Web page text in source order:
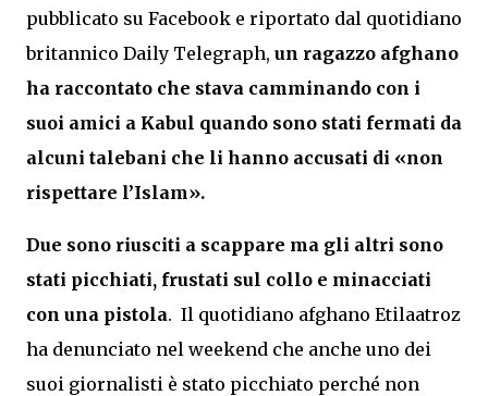
pubblicato su Facebook e riportato dal quotidiano
britannico Daily Telegraph, un ragazzo afghano
ha raccontato che stava camminando con i
suoi amici a Kabul quando sono stati fermati da
alcuni talebani che li hanno accusati di «non
rispettare l’Islam».
Due sono riusciti a scappare ma gli altri sono
stati picchiati, frustati sul collo e minacciati
con una pistola. Il quotidiano afghano Etilaatroz
ha denunciato nel weekend che anche uno dei
suoi giornalisti è stato picchiato perché non